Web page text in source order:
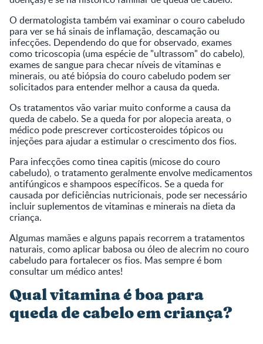
O dermatologista também vai examinar o couro cabeludo
para ver se há sinais de inflamação, descamação ou
infecções. Dependendo do que for observado, exames
como tricoscopia (uma espécie de "ultrassom" do cabelo),
exames de sangue para checar níveis de vitaminas e
minerais, ou até biópsia do couro cabeludo podem ser
solicitados para entender melhor a causa da queda.
Os tratamentos vão variar muito conforme a causa da
queda de cabelo. Se a queda for por alopecia areata, o
médico pode prescrever corticosteroides tópicos ou
injeções para ajudar a estimular o crescimento dos fios.
Para infecções como tinea capitis (micose do couro
cabeludo), o tratamento geralmente envolve medicamentos
antifúngicos e shampoos específicos. Se a queda for
causada por deficiências nutricionais, pode ser necessário
incluir suplementos de vitaminas e minerais na dieta da
criança.
Algumas mamães e alguns papais recorrem a tratamentos
naturais, como aplicar babosa ou óleo de alecrim no couro
cabeludo para fortalecer os fios. Mas sempre é bom
consultar um médico antes!
Qual vitamina é boa para
queda de cabelo em criança?